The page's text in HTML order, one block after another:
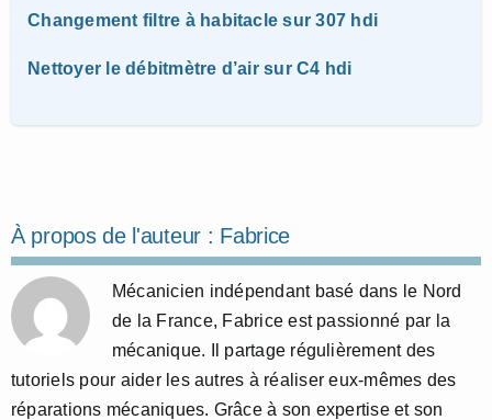
Changement filtre à habitacle sur 307 hdi
Nettoyer le débitmètre d’air sur C4 hdi
À propos de l'auteur : Fabrice
Mécanicien indépendant basé dans le Nord
de la France, Fabrice est passionné par la
mécanique. Il partage régulièrement des
tutoriels pour aider les autres à réaliser eux-mêmes des
réparations mécaniques. Grâce à son expertise et son